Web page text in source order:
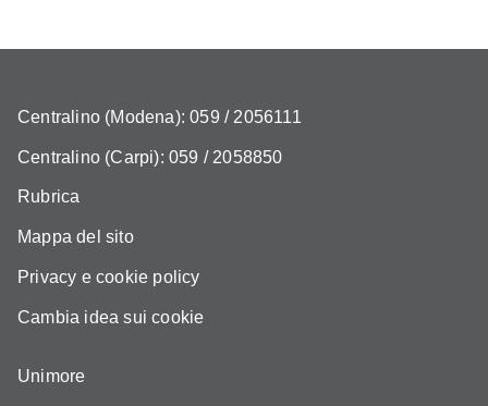
Centralino (Modena): 059 / 2056111
Centralino (Carpi): 059 / 2058850
Rubrica
Mappa del sito
Privacy e cookie policy
Cambia idea sui cookie
Unimore